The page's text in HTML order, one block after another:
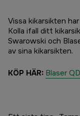
Vissa kikarsikten
Kolla ifall ditt
Swarowski och
av sina kikarsikten.
KÖP HÄR: Blaser